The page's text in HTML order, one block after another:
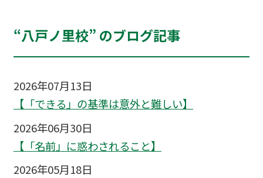
“八戸ノ里校” のブログ記事
2026年07月13日
【「できる」の基準は意外と難しい】
2026年06月30日
【「名前」に惑わされること】
2026年05月18日